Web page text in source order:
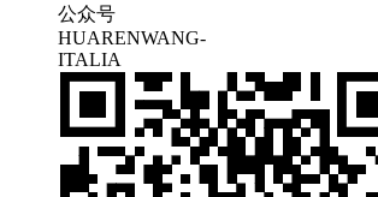
公众号
HUARENWANG-
ITALIA